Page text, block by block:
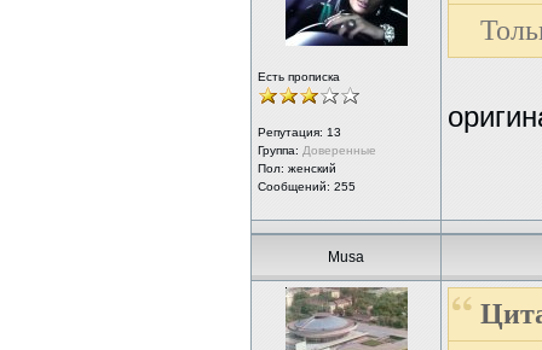
Есть прописка
Репутация: 13
Группа: Доверенные
Пол: женский
Сообщений: 255
Musa